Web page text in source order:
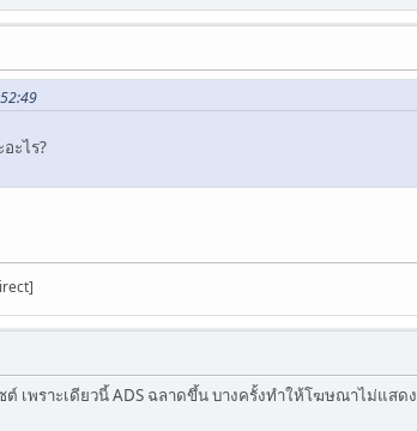
ะไร?
เพราะเดียวนี้ ADS ฉลาดขึ้น บางครั้งทำให้โฆษณาไม่แส